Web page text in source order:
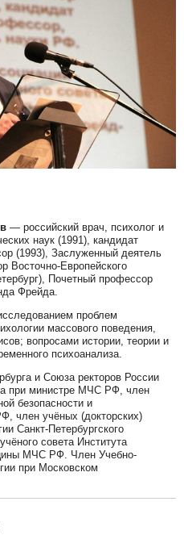
— российский врач, психолог и
наук (1991), кандидат
(1993), Заслуженный деятель
Восточно-Европейского
Почетный профессор
Фрейда.
проблем
массового поведения,
вопросами истории, теории и
психоанализа.
и Союза ректоров России
при министре МЧС РФ, член
безопасности и
член учёных (докторских)
Санкт-Петербургского
совета Института
МЧС РФ. Член Учебно-
при Московском